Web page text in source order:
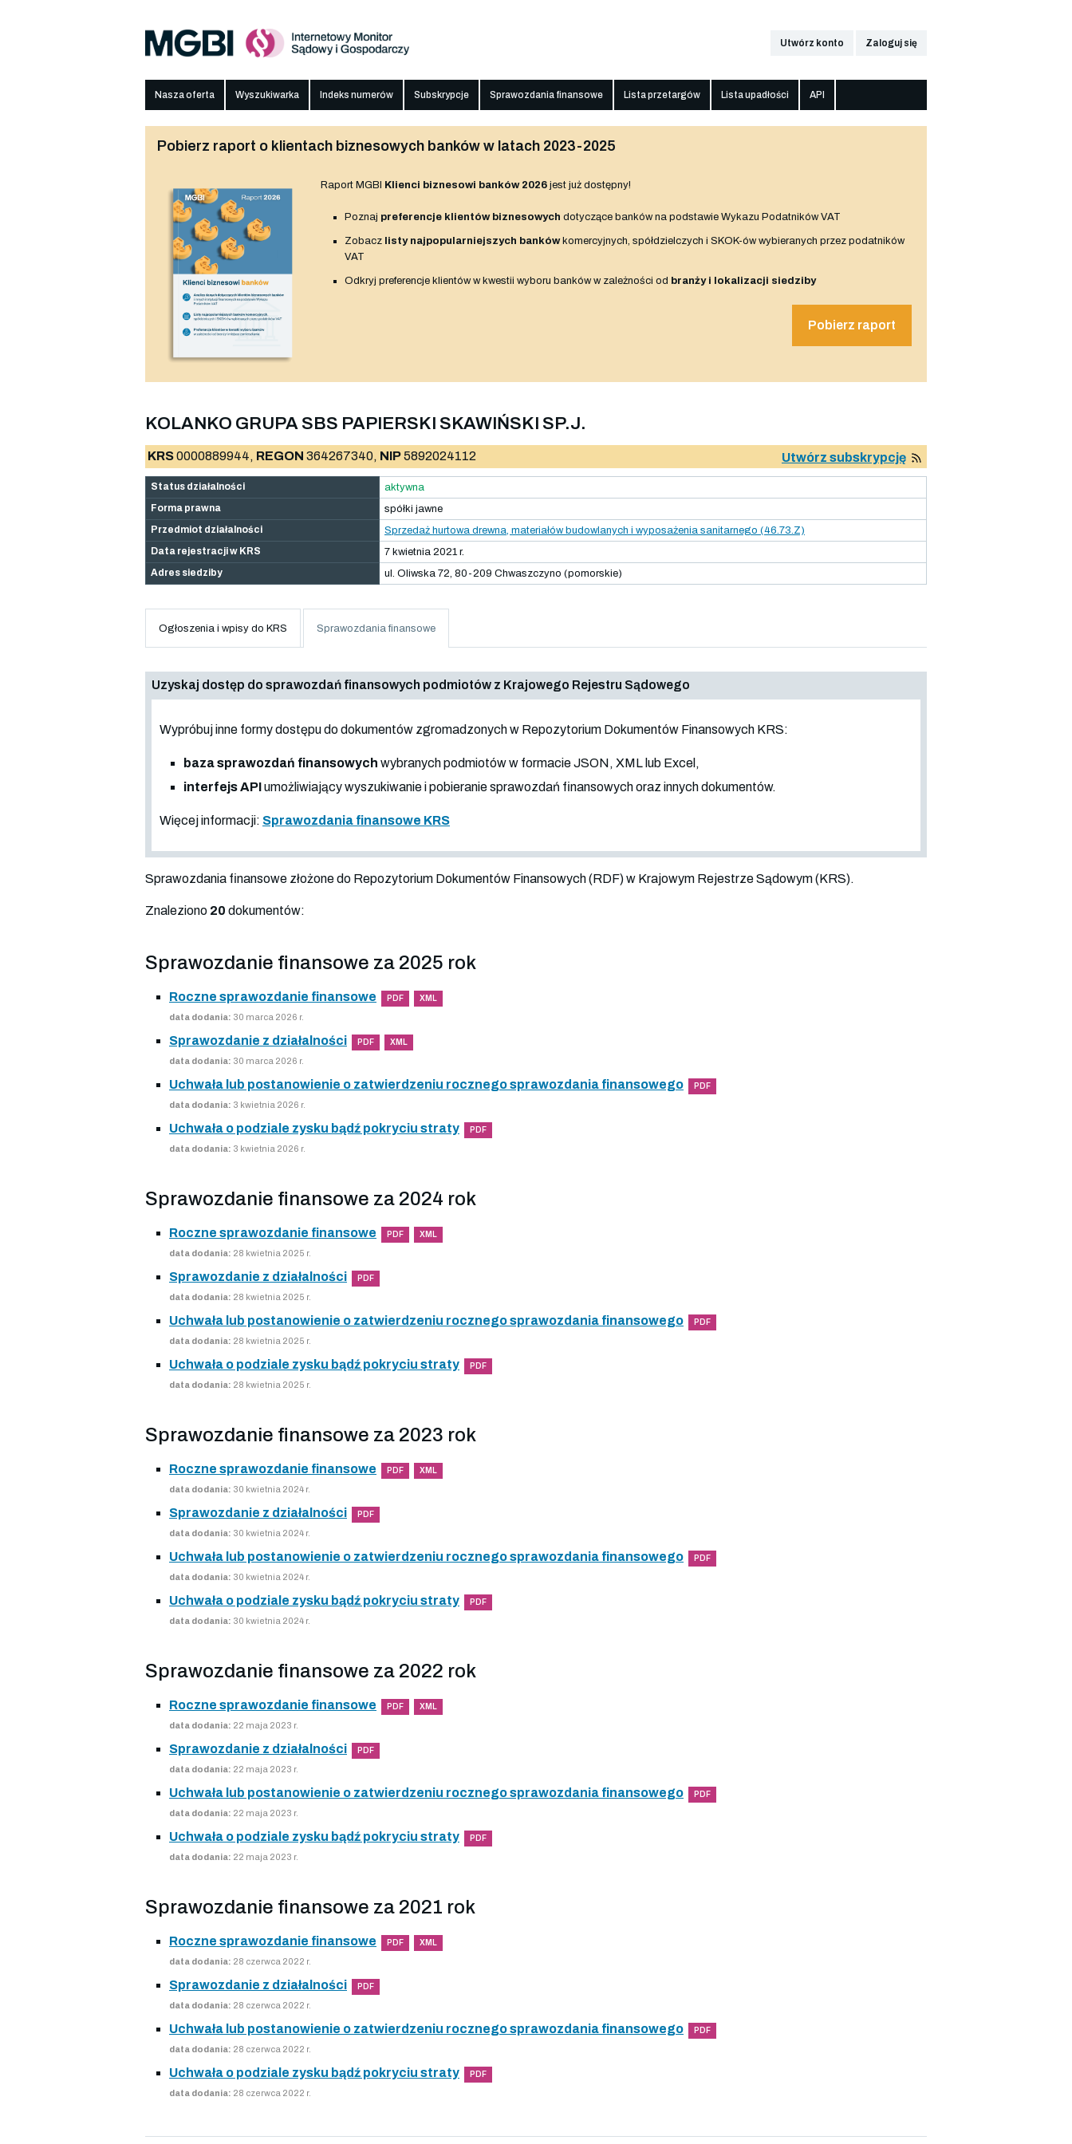
Utwórz konto Zaloguj się
Nasza oferta Wyszukiwarka Indeks numerów Subskrypcje Sprawozdania finansowe Lista przetargów Lista upadłości API
Pobierz raport o klientach biznesowych banków w latach 2023-2025
Raport MGBI Klienci biznesowi banków 2026 jest już dostępny!
Poznaj preferencje klientów biznesowych dotyczące banków na podstawie Wykazu Podatników VAT
Zobacz listy najpopularniejszych bankówkomercyjnych, spółdzielczych i SKOK-ów wybieranych przez podatników
VAT
Odkryj preferencje klientów w kwestii wyboru banków w zależności od branży i lokalizacji siedziby
Pobierz raport
KOLANKO GRUPA SBS PAPIERSKI SKAWIŃSKI SP.J.
KRS0000889944, REGON 364267340, NIP5892024112 Utwórz subskrypcję
Status działalności
aktywna
Forma prawna
spółki jawne
Przedmiot działalności
Sprzedaż hurtowa drewna, materiałów budowlanych i wyposażenia sanitarnego (46.73.Z)
Data rejestracji w KRS
7 kwietnia 2021 r.
Adres siedziby
ul. Oliwska 72, 80-209 Chwaszczyno (pomorskie)
Ogłoszenia i wpisy do KRS Sprawozdania finansowe
Uzyskaj dostęp do sprawozdań finansowych podmiotów z Krajowego Rejestru Sądowego
Wypróbuj inne formy dostępu do dokumentów zgromadzonych w Repozytorium Dokumentów Finansowych KRS:
baza sprawozdań finansowych wybranych podmiotów w formacie JSON, XML lub Excel,
interfejs APIumożliwiający wyszukiwanie i pobieranie sprawozdań finansowych oraz innych dokumentów.
Więcej informacji: Sprawozdania finansowe KRS
Sprawozdania finansowe złożone do Repozytorium Dokumentów Finansowych (RDF) w Krajowym Rejestrze Sądowym (KRS).
Znaleziono 20 dokumentów:
Sprawozdanie finansowe za 2025 rok
Roczne sprawozdanie finansowe PDF XML
data dodania: 30 marca 2026 r.
Sprawozdanie z działalności PDF XML
data dodania: 30 marca 2026 r.
Uchwała lub postanowienie o zatwierdzeniu rocznego sprawozdania finansowego PDF
data dodania: 3 kwietnia 2026 r.
Uchwała o podziale zysku bądź pokryciu straty PDF
data dodania: 3 kwietnia 2026 r.
Sprawozdanie finansowe za 2024 rok
Roczne sprawozdanie finansowe PDF XML
data dodania: 28 kwietnia 2025 r.
Sprawozdanie z działalności PDF
data dodania: 28 kwietnia 2025 r.
Uchwała lub postanowienie o zatwierdzeniu rocznego sprawozdania finansowego PDF
data dodania: 28 kwietnia 2025 r.
Uchwała o podziale zysku bądź pokryciu straty PDF
data dodania: 28 kwietnia 2025 r.
Sprawozdanie finansowe za 2023 rok
Roczne sprawozdanie finansowe PDF XML
data dodania: 30 kwietnia 2024 r.
Sprawozdanie z działalności PDF
data dodania: 30 kwietnia 2024 r.
Uchwała lub postanowienie o zatwierdzeniu rocznego sprawozdania finansowego PDF
data dodania: 30 kwietnia 2024 r.
Uchwała o podziale zysku bądź pokryciu straty PDF
data dodania: 30 kwietnia 2024 r.
Sprawozdanie finansowe za 2022 rok
Roczne sprawozdanie finansowe PDF XML
data dodania: 22 maja 2023 r.
Sprawozdanie z działalności PDF
data dodania: 22 maja 2023 r.
Uchwała lub postanowienie o zatwierdzeniu rocznego sprawozdania finansowego PDF
data dodania: 22 maja 2023 r.
Uchwała o podziale zysku bądź pokryciu straty PDF
data dodania: 22 maja 2023 r.
Sprawozdanie finansowe za 2021 rok
Roczne sprawozdanie finansowe PDF XML
data dodania: 28 czerwca 2022 r.
Sprawozdanie z działalności PDF
data dodania: 28 czerwca 2022 r.
Uchwała lub postanowienie o zatwierdzeniu rocznego sprawozdania finansowego PDF
data dodania: 28 czerwca 2022 r.
Uchwała o podziale zysku bądź pokryciu straty PDF
data dodania: 28 czerwca 2022 r.